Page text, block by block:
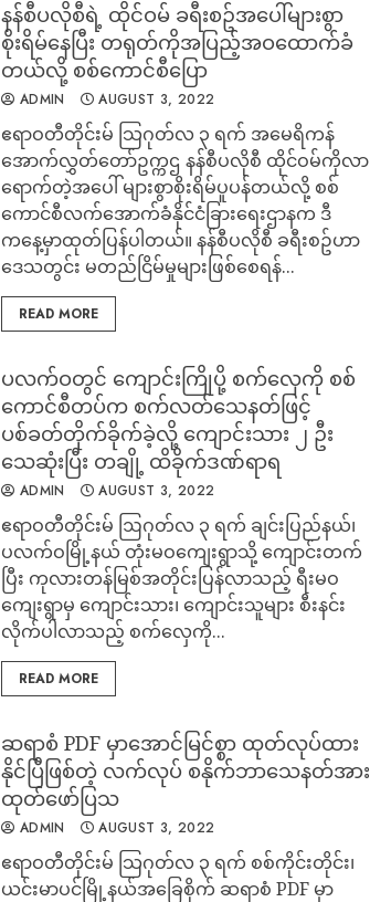
နန်စီပလိုစီရဲ့ ထိုင်ဝမ် ခရီးစဥ်အပေါ်များစွာ
စိုးရိမ်နေပြီး တရုတ်ကိုအပြည့်အဝထောက်ခံ
တယ်လို့ စစ်ကောင်စီပြော
ADMIN AUGUST 3, 2022
ဧရာဝတီတိုင်းမ် သြဂုတ်လ ၃ ရက် အမေရိကန်
အောက်လွှတ်တော်ဥက္ကဌ နန်စီပလိုစီ ထိုင်ဝမ်ကိုလာ
ရောက်တဲ့အပေါ် များစွာစိုးရိမ်ပူပန်တယ်လို့ စစ်
ကောင်စီလက်အောက်ခံနိုင်ငံခြားရေးဌာနက ဒီ
ကနေ့မှာထုတ်ပြန်ပါတယ်။ နန်စီပလိုစီ ခရီးစဥ်ဟာ
ဒေသတွင်း မတည်ငြိမ်မှုများဖြစ်စေရန်...
READ MORE
ပလက်ဝတွင် ကျောင်းကြိုပို့ စက်လှေကို စစ်
ကောင်စီတပ်က စက်လတ်သေနတ်ဖြင့်
ပစ်ခတ်တိုက်ခိုက်ခဲ့လို့ ကျောင်းသား ၂ ဦး
သေဆုံးပြီး တချို့ ထိခိုက်ဒဏ်ရာရ
ADMIN AUGUST 3, 2022
ဧရာဝတီတိုင်းမ် ဩဂုတ်လ ၃ ရက် ချင်းပြည်နယ်၊
ပလက်ဝမြို့နယ် တုံးမဝကျေးရွာသို့ ကျောင်းတက်
ပြီး ကုလားတန်မြစ်အတိုင်းပြန်လာသည့် ရီးမဝ
ကျေးရွာမှ ကျောင်းသား၊ ကျောင်းသူများ စီးနင်း
လိုက်ပါလာသည့် စက်လှေကို...
READ MORE
ဆရာစံ PDF မှာအောင်မြင်စ္စာ ထုတ်လုပ်ထား
နိုင်ပြီဖြစ်တဲ့ လက်လုပ် စနိုက်ဘာသေနတ်အား
ထုတ်ဖော်ပြသ
ADMIN AUGUST 3, 2022
ဧရာဝတီတိုင်းမ် သြဂုတ်လ ၃ ရက် စစ်ကိုင်းတိုင်း၊
ယင်းမာပင်မြို့နယ်အခြေစိုက် ဆရာစံ PDF မှာ